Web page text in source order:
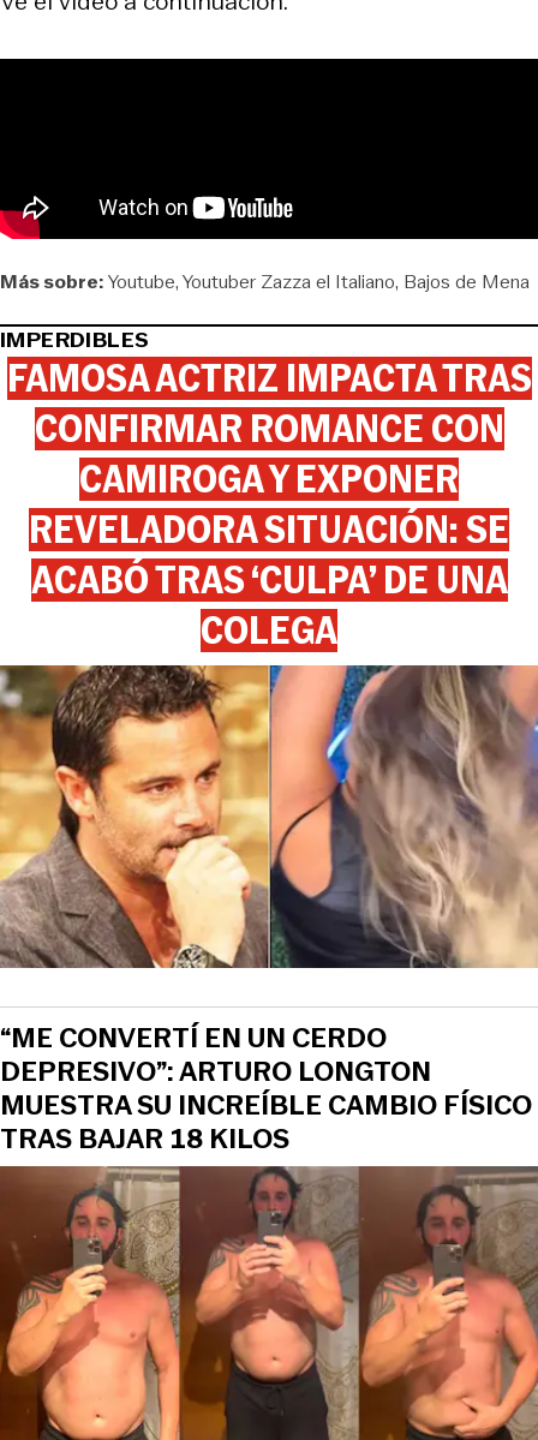
Más sobre:Youtube Youtuber Zazza el Italiano Bajos de Mena
IMPERDIBLES
FAMOSA ACTRIZ IMPACTA TRAS
CONFIRMAR ROMANCE CON
CAMIROGA Y EXPONER
REVELADORA SITUACIÓN: SE
ACABÓ TRAS ‘CULPA’ DE UNA
COLEGA
“ME CONVERTÍ EN UN CERDO
DEPRESIVO”: ARTURO LONGTON
MUESTRA SU INCREÍBLE CAMBIO FÍSICO
TRAS BAJAR 18 KILOS